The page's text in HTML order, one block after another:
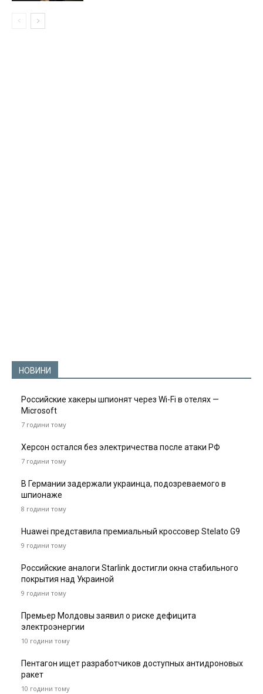
НОВИНИ
Российские хакеры шпионят через Wi-Fi в отелях —
Microsoft
7 години тому
Херсон остался без электричества после атаки РФ
7 години тому
В Германии задержали украинца, подозреваемого в
шпионаже
8 години тому
Huawei представила премиальный кроссовер Stelato G9
9 години тому
Российские аналоги Starlink достигли окна стабильного
покрытия над Украиной
9 години тому
Премьер Молдовы заявил о риске дефицита
электроэнергии
10 години тому
Пентагон ищет разработчиков доступных антидроновых
ракет
10 години тому